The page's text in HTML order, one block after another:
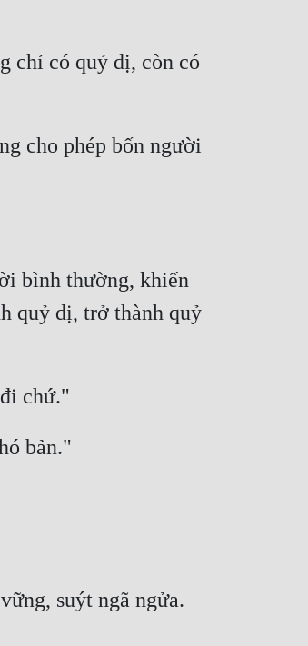
chỉ có quỷ dị, còn có
cho phép bốn người
bình thường, khiến
quỷ dị, trở thành quỷ
chứ."
bản."
suýt ngã ngửa.